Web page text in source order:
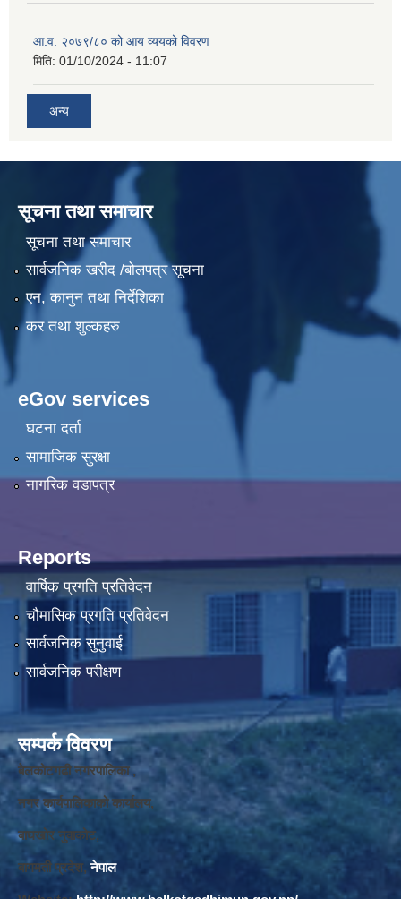
आ.व. २०७९/८० को आय व्ययको विवरण
मिति: 01/10/2024 - 11:07
अन्य
सूचना तथा समाचार
सूचना तथा समाचार
सार्वजनिक खरीद /बोलपत्र सूचना
एन, कानुन तथा निर्देशिका
कर तथा शुल्कहरु
eGov services
घटना दर्ता
सामाजिक सुरक्षा
नागरिक वडापत्र
Reports
वार्षिक प्रगति प्रतिवेदन
चौमासिक प्रगति प्रतिवेदन
सार्वजनिक सुनुवाई
सार्वजनिक परीक्षण
सम्पर्क विवरण
बेलकोटगढी नगरपालिका ,
नगर कार्यपालिकाको कार्यालय,
बाघखोर नुवाकोट,
बागमती प्रदेश, नेपाल